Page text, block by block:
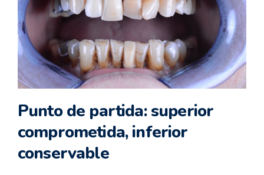
Punto de partida: superior
comprometida, inferior
conservable